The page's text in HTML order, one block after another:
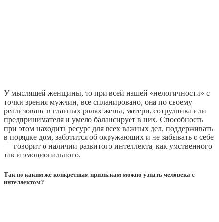
У мыслящей женщины, то при всей нашей «нелогичности» с
точки зрения мужчин, все спланировано, она по своему
реализована в главных ролях жены, матери, сотрудника или
предпринимателя и умело балансирует в них. Способность
при этом находить ресурс для всех важных дел, поддерживать
в порядке дом, заботится об окружающих и не забывать о себе
— говорит о наличии развитого интеллекта, как умственного
так и эмоционального.
Так по каким же конкретным признакам можно узнать человека с
интеллектом?